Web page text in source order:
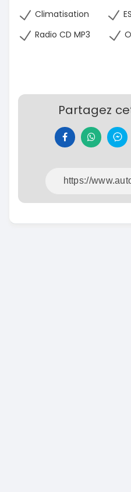
Climatisation
Radio CD MP3
Partagez